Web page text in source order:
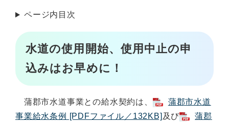
ページ内目次
水道の使用開始、使用中止の申
込みはお早めに！
蒲郡市水道事業との給水契約は、
蒲郡市水道
事業給水条例 [PDFファイル／132KB] 及び
蒲郡